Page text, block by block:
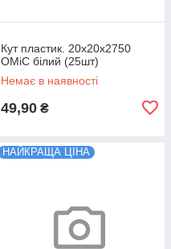
Кут пластик. 20х20х2750
ОМіС білий (25шт)
Немає в наявності
49,90 ₴
НАЙКРАЩА ЦІНА